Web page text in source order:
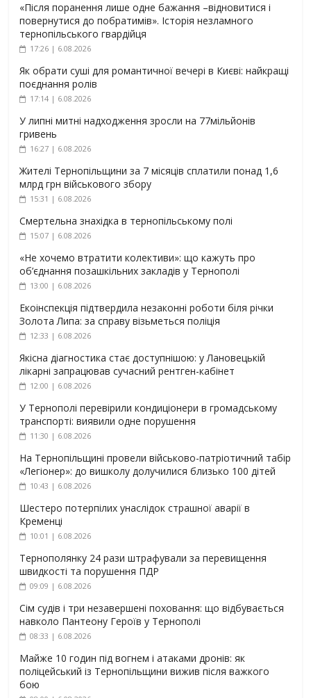
«Після поранення лише одне бажання –відновитися і
повернутися до побратимів». Історія незламного
тернопільського гвардійця
17:26 | 6.08.2026
Як обрати суші для романтичної вечері в Києві: найкращі
поєднання ролів
17:14 | 6.08.2026
У липні митні надходження зросли на 77мільйонів
гривень
16:27 | 6.08.2026
Жителі Тернопільщини за 7 місяців сплатили понад 1,6
млрд грн військового збору
15:31 | 6.08.2026
Смертельна знахідка в тернопільському полі
15:07 | 6.08.2026
«Не хочемо втратити колективи»: що кажуть про
об’єднання позашкільних закладів у Тернополі
13:00 | 6.08.2026
Екоінспекція підтвердила незаконні роботи біля річки
Золота Липа: за справу візьметься поліція
12:33 | 6.08.2026
Якісна діагностика стає доступнішою: у Лановецькій
лікарні запрацював сучасний рентген-кабінет
12:00 | 6.08.2026
У Тернополі перевірили кондиціонери в громадському
транспорті: виявили одне порушення
11:30 | 6.08.2026
На Тернопільщині провели військово-патріотичний табір
«Легіонер»: до вишколу долучилися близько 100 дітей
10:43 | 6.08.2026
Шестеро потерпілих унаслідок страшної аварії в
Кременці
10:01 | 6.08.2026
Тернополянку 24 рази штрафували за перевищення
швидкості та порушення ПДР
09:09 | 6.08.2026
Сім судів і три незавершені поховання: що відбувається
навколо Пантеону Героїв у Тернополі
08:33 | 6.08.2026
Майже 10 годин під вогнем і атаками дронів: як
поліцейський із Тернопільщини вижив після важкого
бою